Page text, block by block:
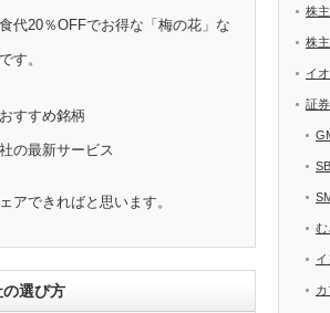
代20％OFFでお得な「梅の花」な
す。
すすめ銘柄
の最新サービス
アできればと思います。
選び方
株
株
イ
証
む